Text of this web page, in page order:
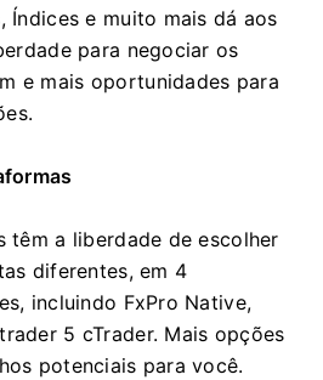
Índices e muito mais dá aos
para negociar os
e mais oportunidades para
têm a liberdade de escolher
diferentes, em 4
incluindo FxPro Native,
5 cTrader. Mais opções
potenciais para você.